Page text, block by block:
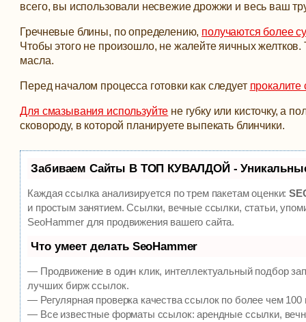
всего, вы использовали несвежие дрожжи и весь ваш
Гречневые блины, по определению, получаются более
Чтобы этого не произошло, не жалейте яичных
масла.
Перед началом процесса готовки как следует прокалите
Для смазывания используйте не губку или кисточку, а
сковороду, в которой планируете выпекать блинчики.
Забиваем Сайты В ТОП КУВАЛДОЙ -
Каждая ссылка анализируется по трем пакетам оценки:
и простым занятием. Ссылки, вечные ссылки, статьи,
SeoHammer для продвижения вашего сайта.
Что умеет делать SeoHammer
— Продвижение в один клик, интеллектуальный подбор
лучших бирж ссылок.
— Регулярная проверка качества ссылок по более чем
— Все известные форматы ссылок: арендные ссылки,